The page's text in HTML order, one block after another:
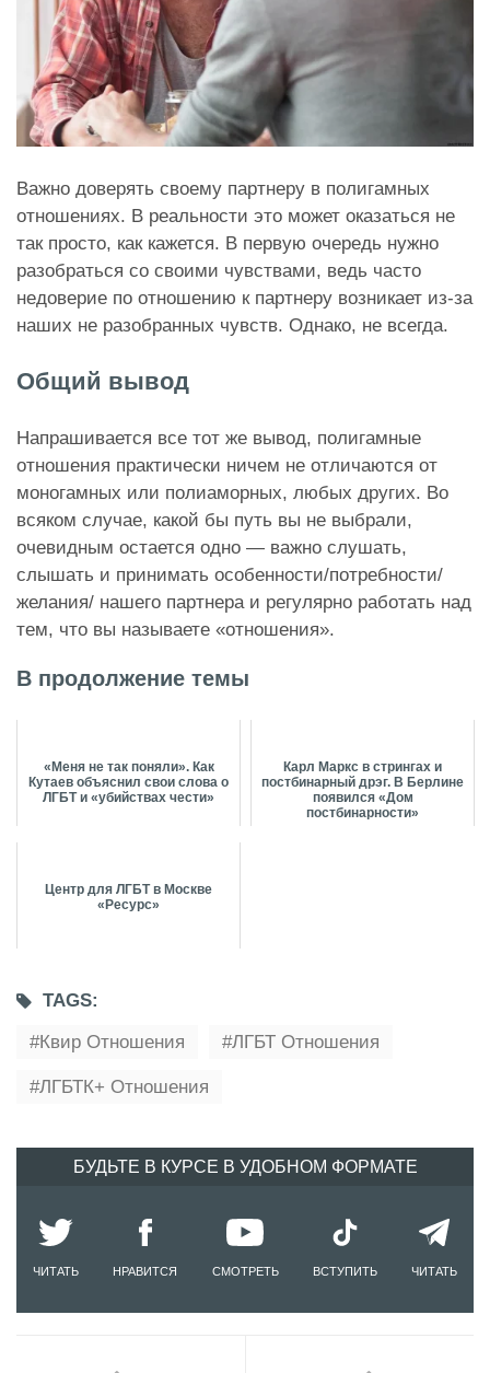
Важно доверять своему партнеру в полигамных
отношениях. В реальности это может оказаться не
так просто, как кажется. В первую очередь нужно
разобраться со своими чувствами, ведь часто
недоверие по отношению к партнеру возникает из-за
наших не разобранных чувств. Однако, не всегда.
Общий вывод
Напрашивается все тот же вывод, полигамные
отношения практически ничем не отличаются от
моногамных или полиаморных, любых других. Во
всяком случае, какой бы путь вы не выбрали,
очевидным остается одно — важно слушать,
слышать и принимать особенности/потребности/
желания/ нашего партнера и регулярно работать над
тем, что вы называете «отношения».
В продолжение темы
«Меня не так поняли». Как
Кутаев объяснил свои слова о
ЛГБТ и «убийствах чести»
Карл Маркс в стрингах и
постбинарный дрэг. В Берлине
появился «Дом
постбинарности»
Центр для ЛГБТ в Москве
«Ресурс»
TAGS:
Квир Отношения
ЛГБТ Отношения
ЛГБТК+ Отношения
БУДЬТЕ В КУРСЕ В УДОБНОМ ФОРМАТЕ
ЧИТАТЬ НРАВИТСЯ СМОТРЕТЬ ВСТУПИТЬ ЧИТАТЬ